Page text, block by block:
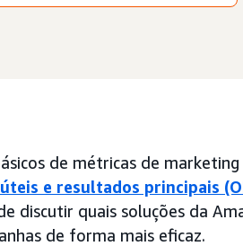
de métricas de marketing
e resultados principais
discutir quais soluções da
de forma mais eficaz.